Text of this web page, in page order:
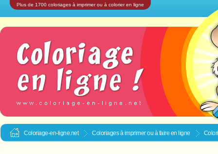
Plus de 1700 coloriages à imprimer ou à colorier en ligne
Coloriage-en-ligne.net Coloriages à imprimer ou à faire en ligne